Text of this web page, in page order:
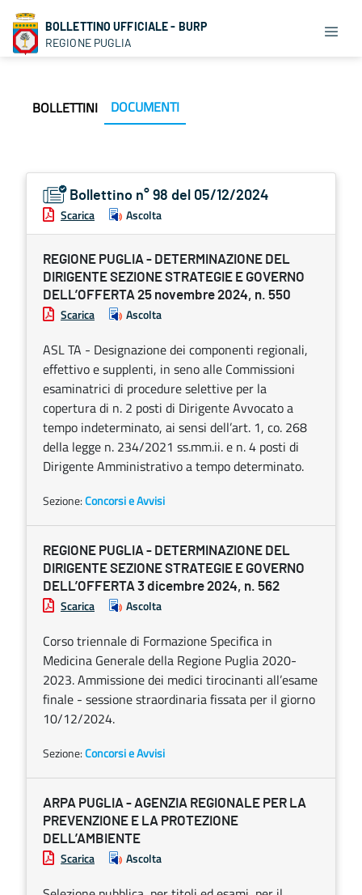
BOLLETTINO UFFICIALE - BURP
REGIONE PUGLIA
BOLLETTINI DOCUMENTI
Bollettino n° 98 del 05/12/2024
Scarica Ascolta
REGIONE PUGLIA - DETERMINAZIONE DEL
DIRIGENTE SEZIONE STRATEGIE E GOVERNO
DELL’OFFERTA 25 novembre 2024, n. 550
Scarica Ascolta
ASL TA - Designazione dei componenti regionali,
effettivo e supplenti, in seno alle Commissioni
esaminatrici di procedure selettive per la
copertura di n. 2 posti di Dirigente Avvocato a
tempo indeterminato, ai sensi dell’art. 1, co. 268
della legge n. 234/2021 ss.mm.ii. e n. 4 posti di
Dirigente Amministrativo a tempo determinato.
Sezione:Concorsi e Avvisi
REGIONE PUGLIA - DETERMINAZIONE DEL
DIRIGENTE SEZIONE STRATEGIE E GOVERNO
DELL’OFFERTA 3 dicembre 2024, n. 562
Scarica Ascolta
Corso triennale di Formazione Specifica in
Medicina Generale della Regione Puglia 2020-
2023. Ammissione dei medici tirocinanti all’esame
finale - sessione straordinaria fissata per il giorno
10/12/2024.
Sezione:Concorsi e Avvisi
ARPA PUGLIA - AGENZIA REGIONALE PER LA
PREVENZIONE E LA PROTEZIONE
DELL’AMBIENTE
Scarica Ascolta